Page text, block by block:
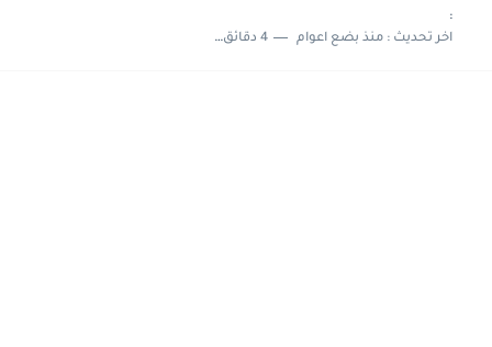
:
اخر تحديث :منذ بضع اعوام 4 دقائق للقراءة